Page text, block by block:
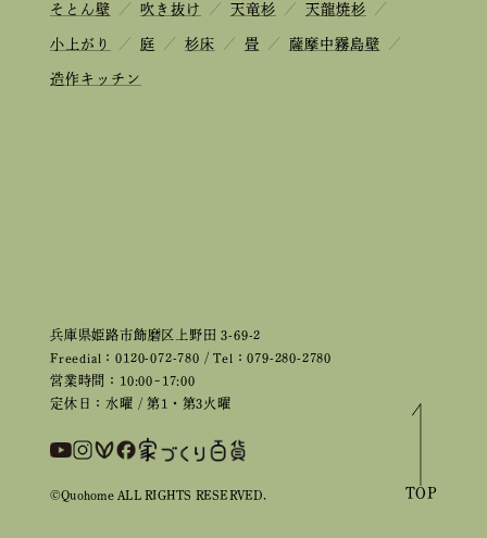
兵庫県姫路市飾磨区上野田 3-69-2
Freedial：0120-072-780 / Tel：079-280-2780
営業時間：10:00~17:00
定休日：水曜 / 第1・第3火曜
そとん壁 ／ 吹き抜け ／ 天竜杉 ／ 天龍焼杉 ／
小上がり ／ 庭 ／ 杉床 ／ 畳 ／ 薩摩中霧島壁 ／
造作キッチン
©Quohome ALL RIGHTS RESERVED. TOP